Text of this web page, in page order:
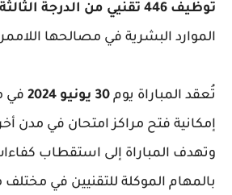
توظيف 446 تقنيي من الدرجة الثالثة
الموارد البشرية في مصالحها
تُعقد المباراة يوم 30 يونيو 2024
في
إمكانية فتح مراكز امتحان في مدن
وتهدف المباراة إلى استقطاب
بالمهام الموكلة للتقنيين في مختلف